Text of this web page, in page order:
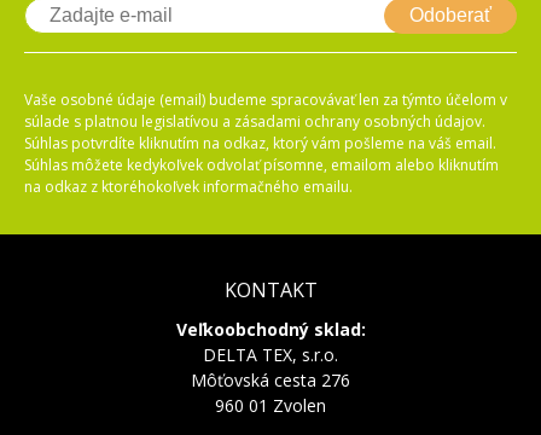
Odoberať
Vaše osobné údaje (email) budeme spracovávať len za týmto účelom v
súlade s platnou legislatívou a zásadami ochrany osobných údajov.
Súhlas potvrdíte kliknutím na odkaz, ktorý vám pošleme na váš email.
Súhlas môžete kedykoľvek odvolať písomne, emailom alebo kliknutím
na odkaz z ktoréhokoľvek informačného emailu.
KONTAKT
Veľkoobchodný sklad:
DELTA TEX, s.r.o.
Môťovská cesta 276
960 01 Zvolen